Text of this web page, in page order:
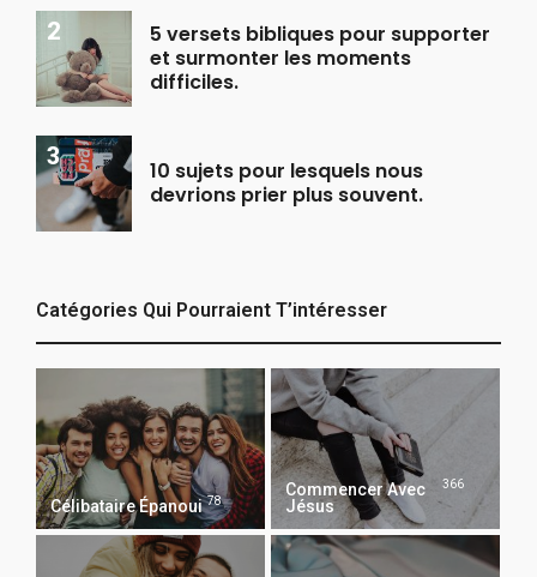
5 versets bibliques pour supporter
et surmonter les moments
difficiles.
10 sujets pour lesquels nous
devrions prier plus souvent.
Catégories Qui Pourraient T’intéresser
Célibataire Épanoui 78
Commencer Avec
Jésus
366